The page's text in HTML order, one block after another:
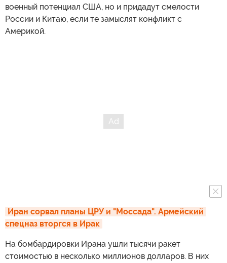
военный потенциал США, но и придадут смелости
России и Китаю, если те замыслят конфликт с
Америкой.
Иран сорвал планы ЦРУ и "Моссада". Армейский
спецназ вторгся в Ирак
На бомбардировки Ирана ушли тысячи ракет
стоимостью в несколько миллионов долларов. В них